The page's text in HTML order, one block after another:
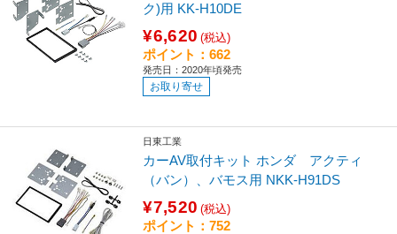
ク)用 KK-H10DE
¥6,620 (税込)
ポイント：662
発売日：2020年頃発売
お取り寄せ
日東工業
カーAV取付キット ホンダ アクティ
（バン）、バモス用 NKK-H91DS
¥7,520 (税込)
ポイント：752